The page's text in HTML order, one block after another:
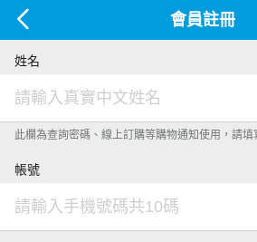
會員註冊
姓名
此欄為查詢密碼、線上訂購等購物通知使用，請填
帳號